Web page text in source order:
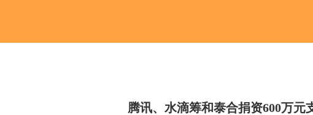
腾讯、水滴筹和泰合捐资600万元